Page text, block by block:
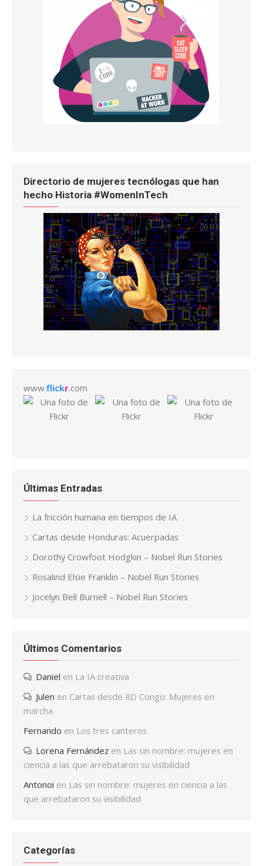
Directorio de mujeres tecnólogas que han
hecho Historia #WomenInTech
www.flickr.com
Últimas Entradas
La fricción humana en tiempos de IA
Cartas desde Honduras: Acuerpadas
Dorothy Crowfoot Hodgkin – Nobel Run Stories
Rosalind Elsie Franklin – Nobel Run Stories
Jocelyn Bell Burnell – Nobel Run Stories
Últimos Comentarios
Daniel en La IA creativa
Julen en Cartas desde RD Congo: Mujeres en
marcha
Fernando en Los tres canteros
Lorena Fernández en Las sin nombre: mujeres en
ciencia a las que arrebataron su visibilidad
Antonoi en Las sin nombre: mujeres en ciencia a las
que arrebataron su visibilidad
Categorías